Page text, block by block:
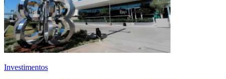
Investimentos